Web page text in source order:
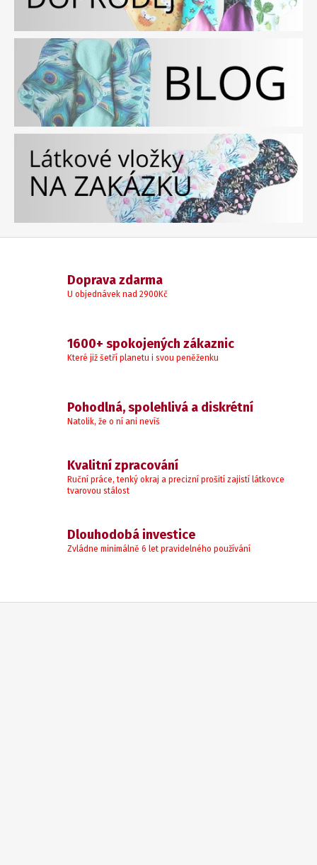
Doprava zdarma
U objednávek nad 2900Kč
1600+ spokojených zákaznic
Které již šetří planetu i svou peněženku
Pohodlná, spolehlivá a diskrétní
Natolik, že o ní ani nevíš
Kvalitní zpracování
Ruční práce, tenký okraj a precizní prošití zajistí látkovce
tvarovou stálost
Dlouhodobá investice
Zvládne minimálně 6 let pravidelného používání